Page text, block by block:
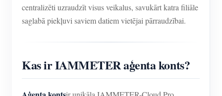
centralizēti uzraudzīt visus veikalus, savukārt katra filiāle
saglabā piekļuvi saviem datiem vietējai pārraudzībai.
Kas ir IAMMETER aģenta konts?